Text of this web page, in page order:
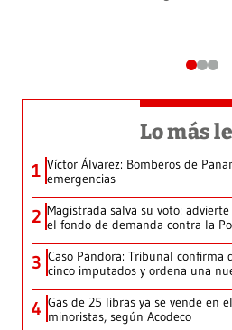
Lo más
1 Víctor Álvarez: Bomberos de
emergencias
2 Magistrada salva su voto:
el fondo de demanda contra la
3 Caso Pandora: Tribunal confirma
cinco imputados y ordena una
4 Gas de 25 libras ya se vende en
minoristas, según Acodeco